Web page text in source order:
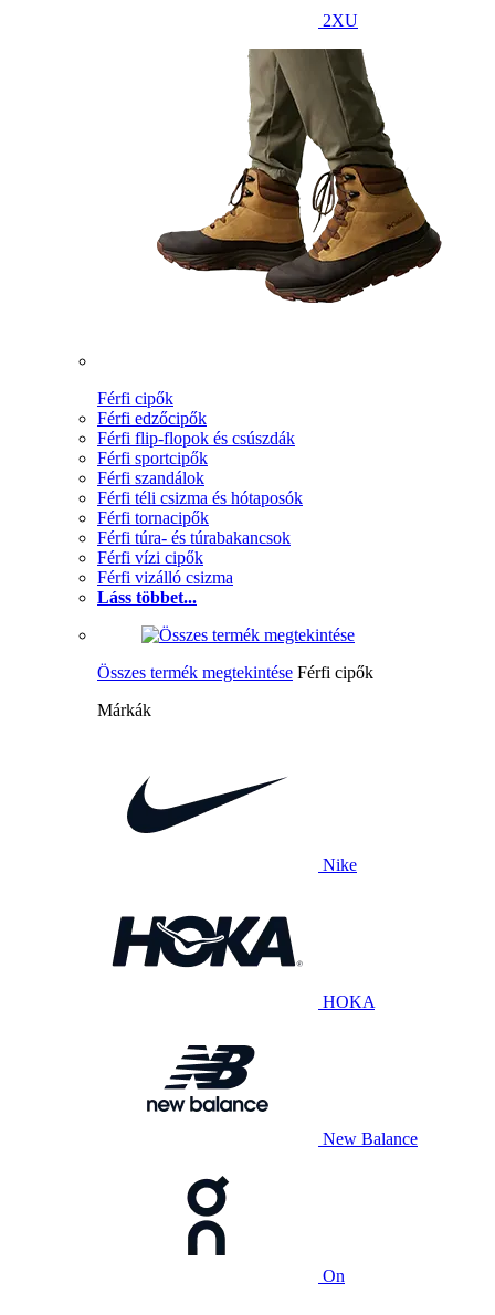
2XU
Férfi cipők
Férfi edzőcipők
Férfi flip-flopok és csúszdák
Férfi sportcipők
Férfi szandálok
Férfi téli csizma és hótaposók
Férfi tornacipők
Férfi túra- és túrabakancsok
Férfi vízi cipők
Férfi vizálló csizma
Láss többet...
Összes termék megtekintése Férfi cipők
Márkák
Nike
HOKA
New Balance
On